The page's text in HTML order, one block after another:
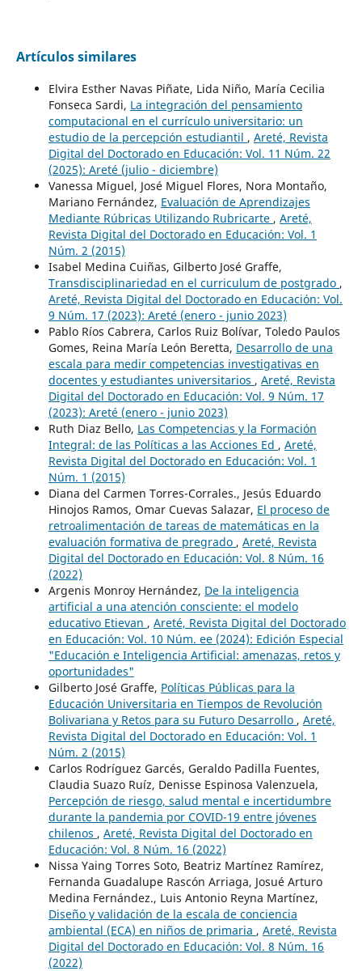
Artículos similares
Elvira Esther Navas Piñate, Lida Niño, María Cecilia
Fonseca Sardi, La integración del pensamiento
computacional en el currículo universitario: un
estudio de la percepción estudiantil , Areté, Revista
Digital del Doctorado en Educación: Vol. 11 Núm. 22
(2025): Areté (julio - diciembre)
Vanessa Miguel, José Miguel Flores, Nora Montaño,
Mariano Fernández, Evaluación de Aprendizajes
Mediante Rúbricas Utilizando Rubricarte , Areté,
Revista Digital del Doctorado en Educación: Vol. 1
Núm. 2 (2015)
Isabel Medina Cuiñas, Gilberto José Graffe,
Transdisciplinariedad en el curriculum de postgrado ,
Areté, Revista Digital del Doctorado en Educación: Vol.
9 Núm. 17 (2023): Areté (enero - junio 2023)
Pablo Ríos Cabrera, Carlos Ruiz Bolívar, Toledo Paulos
Gomes, Reina María León Beretta, Desarrollo de una
escala para medir competencias investigativas en
docentes y estudiantes universitarios , Areté, Revista
Digital del Doctorado en Educación: Vol. 9 Núm. 17
(2023): Areté (enero - junio 2023)
Ruth Diaz Bello, Las Competencias y la Formación
Integral: de las Políticas a las Acciones Ed , Areté,
Revista Digital del Doctorado en Educación: Vol. 1
Núm. 1 (2015)
Diana del Carmen Torres-Corrales., Jesús Eduardo
Hinojos Ramos, Omar Cuevas Salazar, El proceso de
retroalimentación de tareas de matemáticas en la
evaluación formativa de pregrado , Areté, Revista
Digital del Doctorado en Educación: Vol. 8 Núm. 16
(2022)
Argenis Monroy Hernández, De la inteligencia
artificial a una atención consciente: el modelo
educativo Etievan , Areté, Revista Digital del Doctorado
en Educación: Vol. 10 Núm. ee (2024): Edición Especial
"Educación e Inteligencia Artificial: amenazas, retos y
oportunidades"
Gilberto José Graffe, Políticas Públicas para la
Educación Universitaria en Tiempos de Revolución
Bolivariana y Retos para su Futuro Desarrollo , Areté,
Revista Digital del Doctorado en Educación: Vol. 1
Núm. 2 (2015)
Carlos Rodríguez Garcés, Geraldo Padilla Fuentes,
Claudia Suazo Ruíz, Denisse Espinosa Valenzuela,
Percepción de riesgo, salud mental e incertidumbre
durante la pandemia por COVID-19 entre jóvenes
chilenos , Areté, Revista Digital del Doctorado en
Educación: Vol. 8 Núm. 16 (2022)
Nissa Yaing Torres Soto, Beatriz Martínez Ramírez,
Fernanda Guadalupe Rascón Arriaga, Josué Arturo
Medina Fernández., Luis Antonio Reyna Martínez,
Diseño y validación de la escala de conciencia
ambiental (ECA) en niños de primaria , Areté, Revista
Digital del Doctorado en Educación: Vol. 8 Núm. 16
(2022)